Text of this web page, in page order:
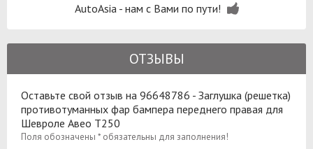
AutoAsia - нам с Вами по пути!
ОТЗЫВЫ
Оставьте свой отзыв на 96648786 - Заглушка (решетка)
противотуманных фар бампера переднего правая для
Шевроле Авео Т250
Поля обозначены * обязательны для заполнения!